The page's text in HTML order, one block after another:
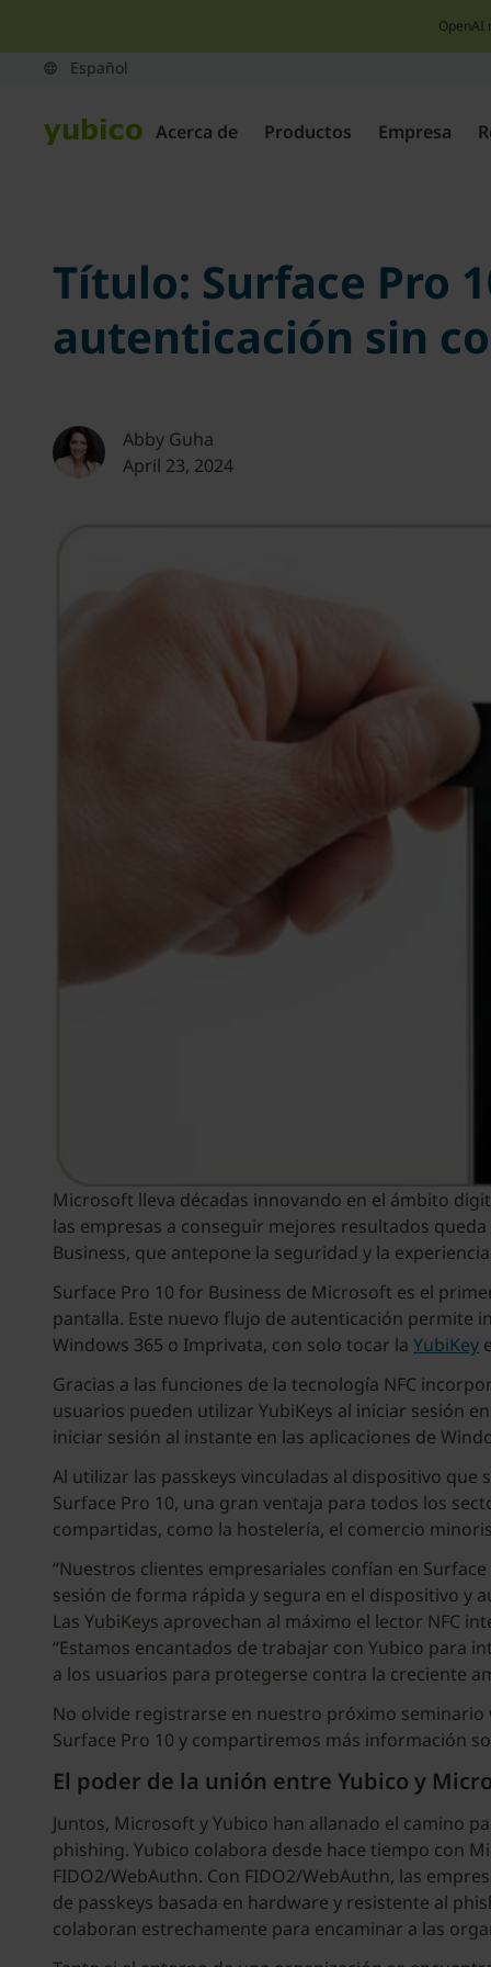
OpenAI
Acerca de Productos Empresa
Título: Surface Pro
autenticación sin
Abby Guha
April 23, 2024
Microsoft lleva décadas innovando en el ámbito
las empresas a conseguir mejores resultados
Business, que antepone la seguridad y la
Surface Pro 10 for Business de Microsoft es el
pantalla. Este nuevo flujo de autenticación permite
Windows 365 o Imprivata, con solo tocar la YubiKey
Gracias a las funciones de la tecnología NFC
usuarios pueden utilizar YubiKeys al iniciar sesión
iniciar sesión al instante en las aplicaciones de
Al utilizar las passkeys vinculadas al dispositivo
Surface Pro 10, una gran ventaja para todos los
compartidas, como la hostelería, el comercio
“Nuestros clientes empresariales confían en
sesión de forma rápida y segura en el dispositivo y
Las YubiKeys aprovechan al máximo el lector NFC
“Estamos encantados de trabajar con Yubico para
a los usuarios para protegerse contra la creciente
No olvide registrarse en nuestro próximo seminario
Surface Pro 10 y compartiremos más información
El poder de la unión entre Yubico y
Juntos, Microsoft y Yubico han allanado el camino
phishing. Yubico colabora desde hace tiempo con
FIDO2/WebAuthn. Con FIDO2/WebAuthn, las
de passkeys basada en hardware y resistente al
colaboran estrechamente para encaminar a las